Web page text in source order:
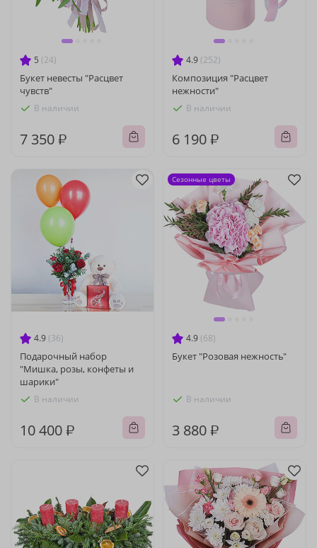
5 (24)
Букет невесты "Расцвет
чувств"
В наличии
7 350 ₽
4.9 (252)
Композиция "Расцвет
нежности"
В наличии
6 190 ₽
4.9 (36)
Подарочный набор
"Мишка, розы, конфеты и
шарики"
В наличии
10 400 ₽
4.9 (68)
Букет "Розовая нежность"
В наличии
3 880 ₽
Сезонные цветы